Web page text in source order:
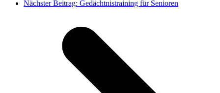
Nächster Beitrag: Gedächtnistraining für Senioren